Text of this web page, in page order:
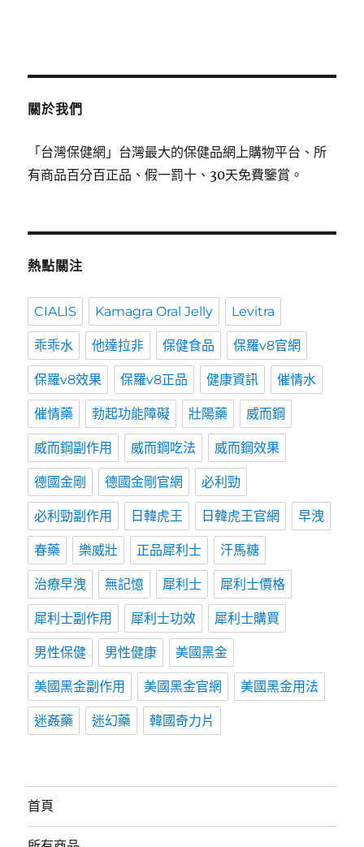
關於我們
「台灣保健網」台灣最大的保健品網上購物平台、所
有商品百分百正品、假一罰十、30天免費鑒賞。
熱點關注
CIALIS Kamagra Oral Jelly Levitra
乖乖水 他達拉非 保健食品 保羅v8官網
保羅v8效果 保羅v8正品 健康資訊 催情水
催情藥 勃起功能障礙 壯陽藥 威而鋼
威而鋼副作用 威而鋼吃法 威而鋼效果
德國金剛 德國金剛官網 必利勁
必利勁副作用 日韓虎王 日韓虎王官網 早洩
春藥 樂威壯 正品犀利士 汗馬糖
治療早洩 無記憶 犀利士 犀利士價格
犀利士副作用 犀利士功效 犀利士購買
男性保健 男性健康 美國黑金
美國黑金副作用 美國黑金官網 美國黑金用法
迷姦藥 迷幻藥 韓國奇力片
首頁